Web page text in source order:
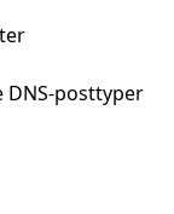
DNS-posttyper